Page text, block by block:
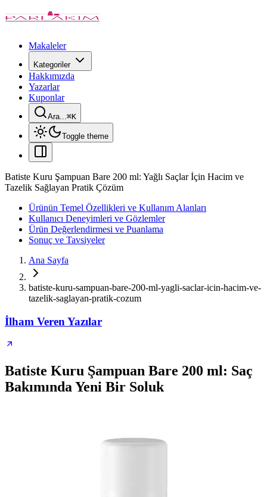
Makaleler
Kategoriler
Hakkımızda
Yazarlar
Kuponlar
Ara...⌘K
Toggle theme
Batiste Kuru Şampuan Bare 200 ml: Yağlı Saçlar İçin Hacim ve
Tazelik Sağlayan Pratik Çözüm
Ürünün Temel Özellikleri ve Kullanım Alanları
Kullanıcı Deneyimleri ve Gözlemler
Ürün Değerlendirmesi ve Puanlama
Sonuç ve Tavsiyeler
Ana Sayfa
batiste-kuru-sampuan-bare-200-ml-yagli-saclar-icin-hacim-ve-
tazelik-saglayan-pratik-cozum
İlham Veren Yazılar
Batiste Kuru Şampuan Bare 200 ml: Saç
Bakımında Yeni Bir Soluk